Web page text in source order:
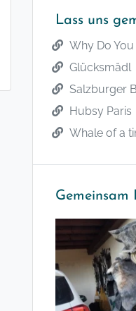
Lass uns
Why Do You
Glücksmädl
Salzburger
Hubsy Paris
Whale of a
Gemeinsam